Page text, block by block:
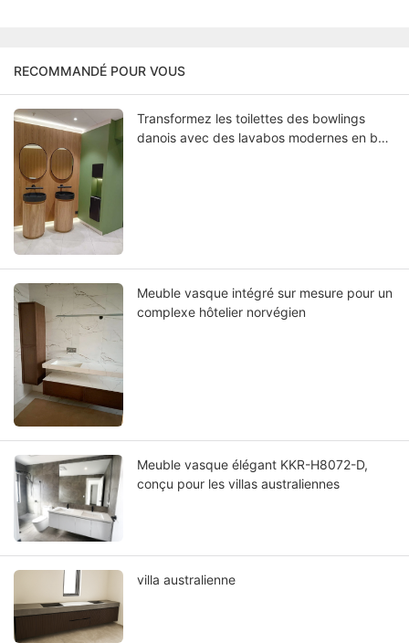
RECOMMANDÉ POUR VOUS
Transformez les toilettes des bowlings
danois avec des lavabos modernes en bois
Meuble vasque intégré sur mesure pour un
complexe hôtelier norvégien
Meuble vasque élégant KKR-H8072-D,
conçu pour les villas australiennes
villa australienne